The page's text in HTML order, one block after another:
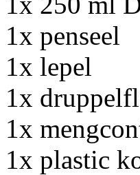
1x penseel
1x lepel
1x
1x
1x plastic